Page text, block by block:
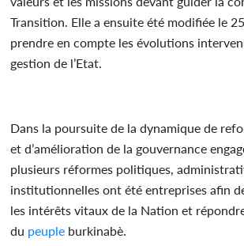
Transition. Elle a ensuite été modifiée le
prendre en compte les évolutions
gestion de l’Etat.
Dans la poursuite de la dynamique de
et d’amélioration de la gouvernance
plusieurs réformes politiques,
institutionnelles ont été entreprises afin
les intérêts vitaux de la Nation et
du peuple burkinabè.